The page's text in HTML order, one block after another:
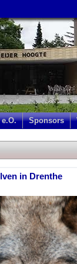
Sponsors
in Drenthe